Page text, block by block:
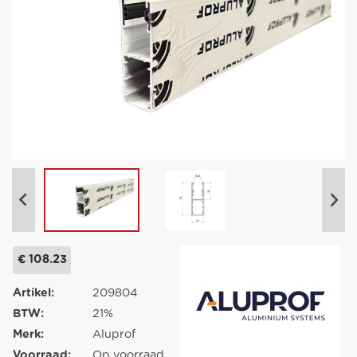
€ 108.23
Artikel:
209804
BTW:
21%
Merk:
Aluprof